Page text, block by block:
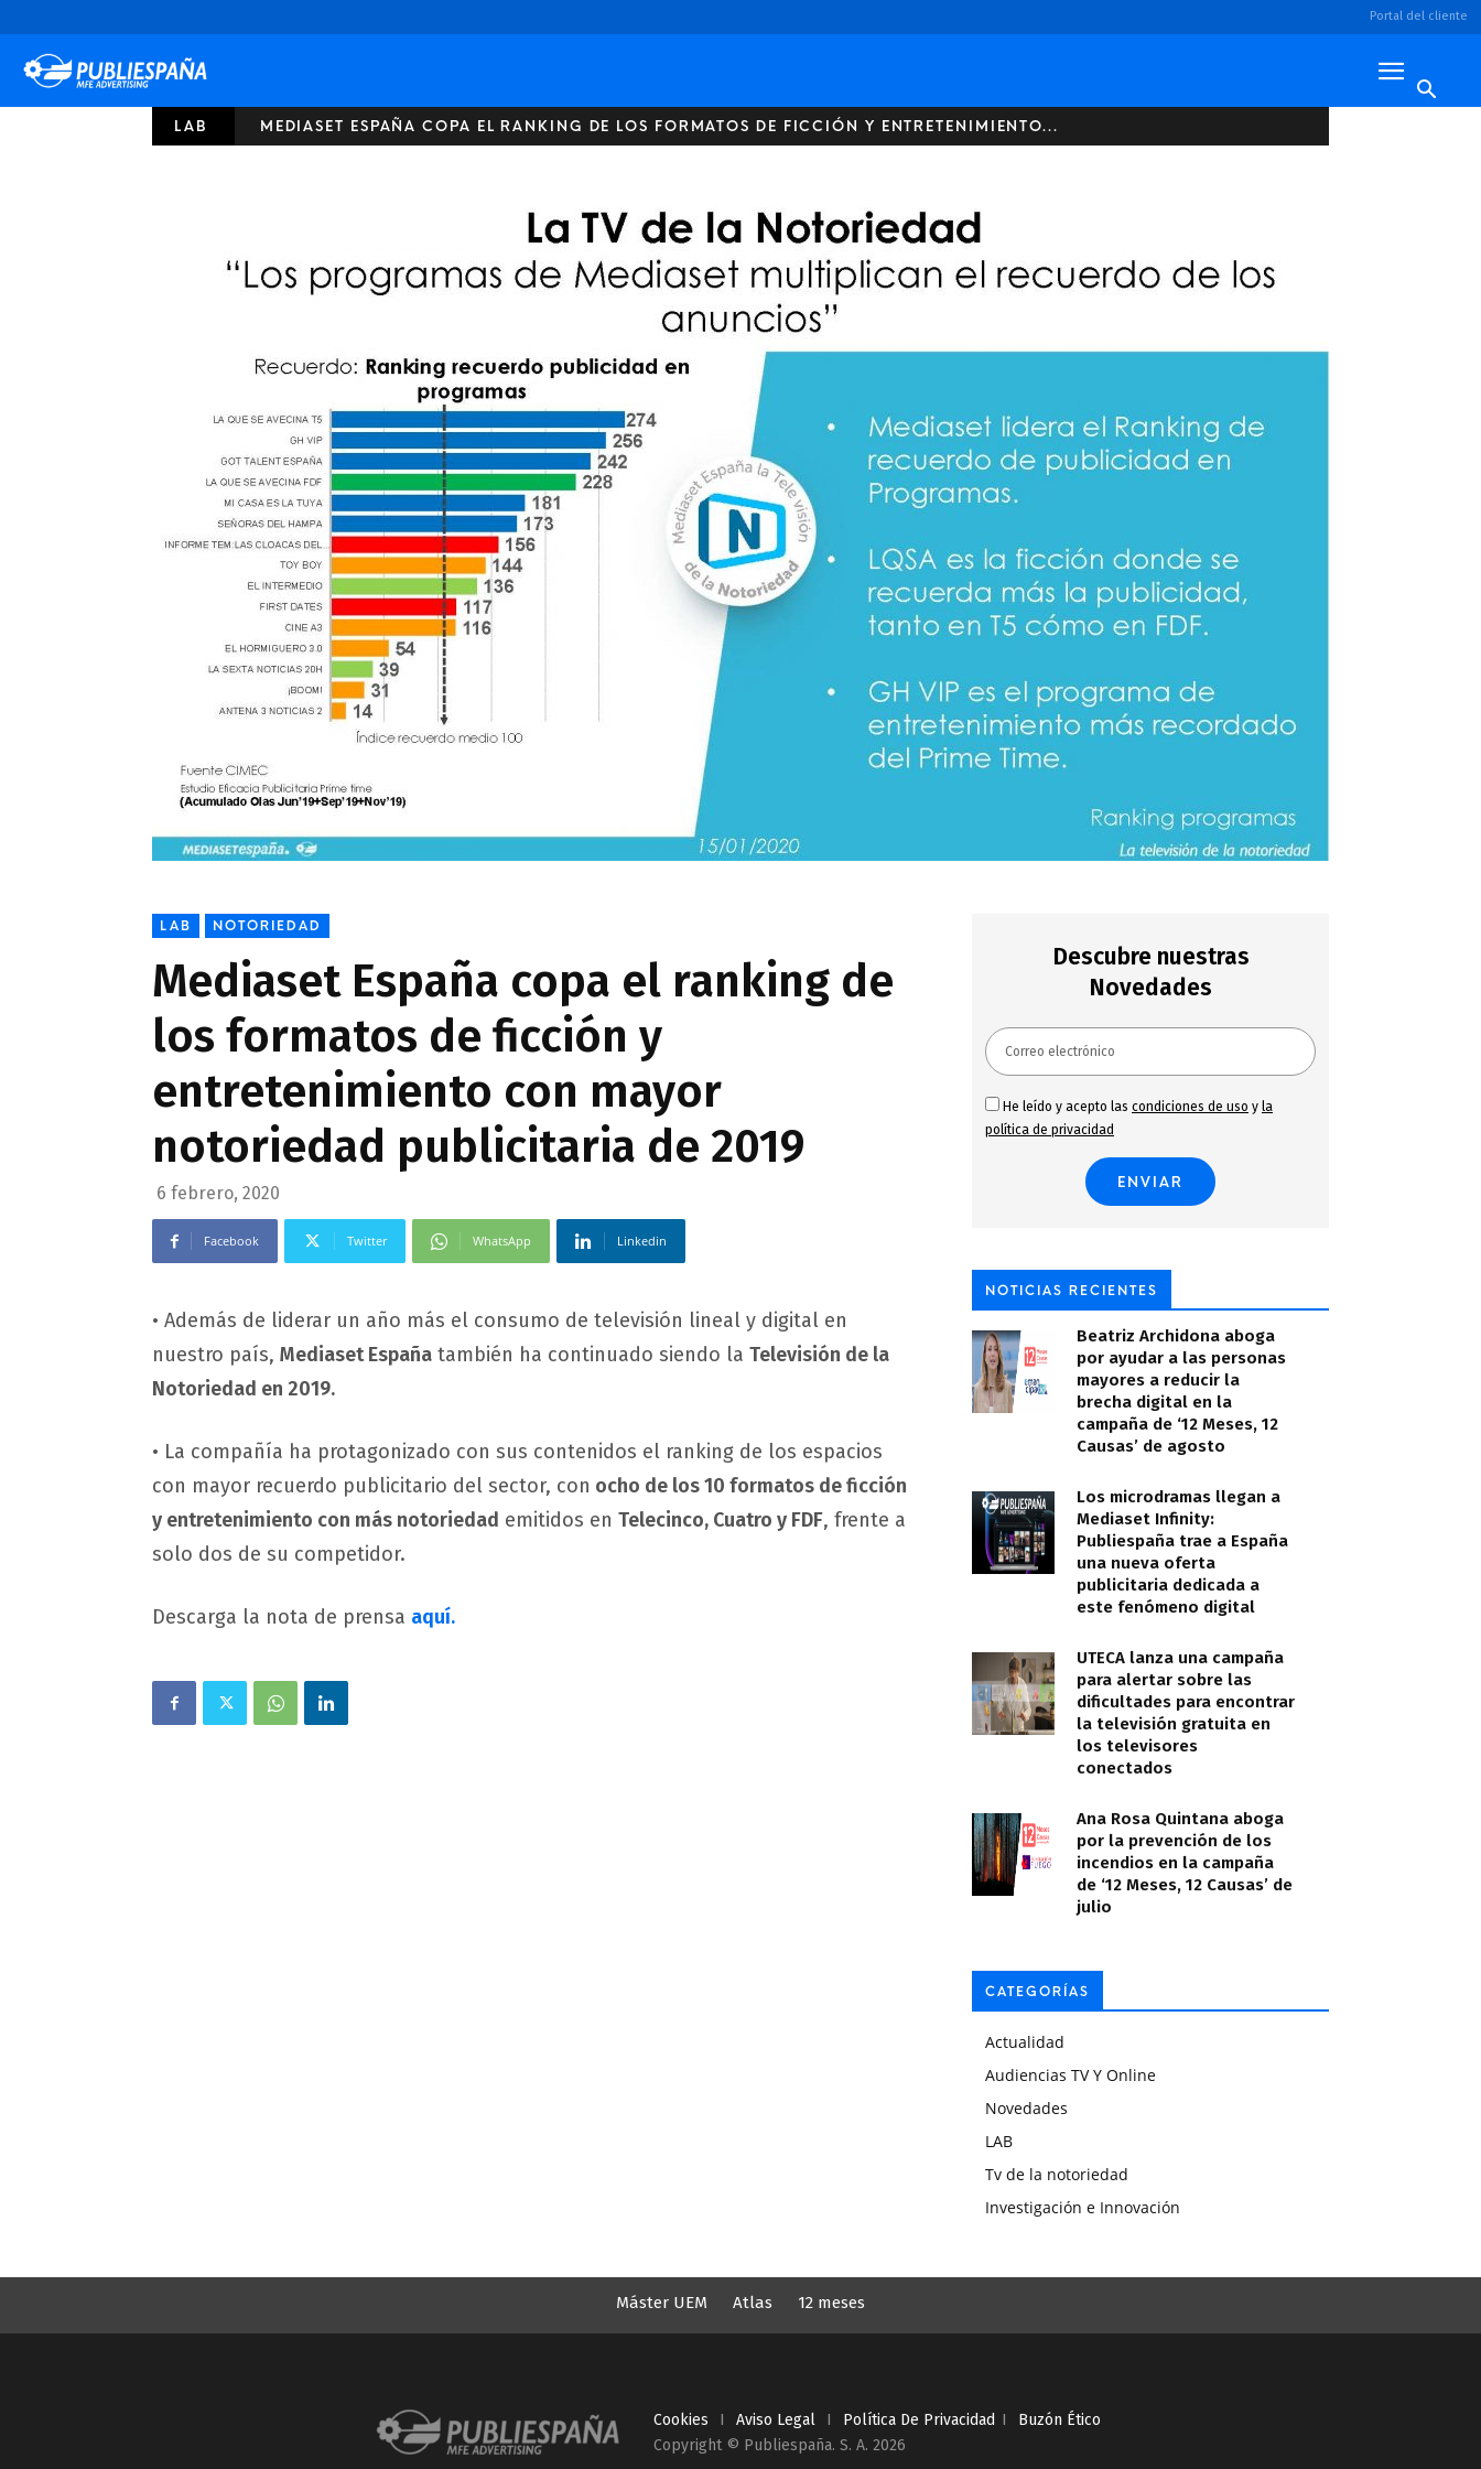
Portal del cliente
LAB MEDIASET ESPAÑA COPA EL RANKING DE LOS FORMATOS DE FICCIÓN Y ENTRETENIMIENTO...
LAB NOTORIEDAD
Mediaset España copa el ranking de
los formatos de ficción y
entretenimiento con mayor
notoriedad publicitaria de 2019
6 febrero, 2020
Facebook Twitter WhatsApp Linkedin
• Además de liderar un año más el consumo de televisión lineal y digital en
nuestro país, Mediaset España también ha continuado siendo la Televisión de la
Notoriedad en 2019.
• La compañía ha protagonizado con sus contenidos el ranking de los espacios
con mayor recuerdo publicitario del sector, con ocho de los 10 formatos de ficción
y entretenimiento con más notoriedad emitidos en Telecinco, Cuatro y FDF, frente a
solo dos de su competidor.
Descarga la nota de prensa aquí.
Descubre nuestras
Novedades
He leído y acepto las condiciones de uso y la
política de privacidad
NOTICIAS RECIENTES
Beatriz Archidona aboga
por ayudar a las personas
mayores a reducir la
brecha digital en la
campaña de ‘12 Meses, 12
Causas’ de agosto
Los microdramas llegan a
Mediaset Infinity:
Publiespaña trae a España
una nueva oferta
publicitaria dedicada a
este fenómeno digital
UTECA lanza una campaña
para alertar sobre las
dificultades para encontrar
la televisión gratuita en
los televisores
conectados
Ana Rosa Quintana aboga
por la prevención de los
incendios en la campaña
de ‘12 Meses, 12 Causas’ de
julio
CATEGORÍAS
Actualidad
Audiencias TV Y Online
Novedades
LAB
Tv de la notoriedad
Investigación e Innovación
Máster UEM Atlas 12 meses
Cookies I Aviso Legal I Política De Privacidad I
Buzón Ético
Copyright © Publiespaña. S. A. 2026